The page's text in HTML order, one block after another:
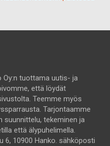
Oy:n tuottama uutis- ja
että löydät
Teemme myös
Tarjontaamme
suunnittelu, tekeminen ja
että älypuhelimella.
6, 10900 Hanko. sähköposti